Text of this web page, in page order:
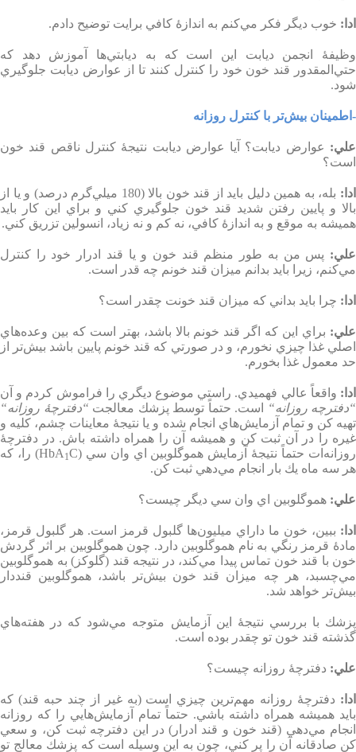
ادا : خوب ديگر فكر مي‌كنم به اندازۀ كافي برايت توضيح دادم.
وظيفۀ انجمن ديابت اين است كه به ديابتي‌ها آموزش دهد كه
حتي‌المقدور قند خون خود را كنترل كنند تا از عوارض ديابت جلوگيري
شود.
-اطمينان بيش‌تر با كنترل روزانه
علي: عوارض ديابت؟ آيا عوارض ديابت نتيجۀ كنترل ناقص قند خون
است؟
ادا :
بله، به همين دليل بايد از قند خون بالا (180 ميلي‌گرم درصد) و يا از
بالا و پايين رفتن شديد قند خون جلوگيري كني و براي اين كار بايد
هميشه به موقع و به اندازۀ كافي، نه كم و نه زياد،‌ انسولين تزريق كني.
علي: پس من به طور منظم قند خون و يا قند ادرار خود را كنترل
مي‌كنم، زيرا بايد بدانم ميزان قند خونم چه قدر است.
ادا : چرا بايد بداني كه ميزان قند خونت چقدر است؟
علي: براي اين كه اگر قند خونم بالا باشد،‌ بهتر است كه بين وعده‌هاي
اصلي غذا چيزي نخورم، و در صورتي كه قند خونم پايين باشد بيش‌تر از
حد معمول غذا بخورم.
ادا : واقعاً عالي فهميدي. راستي موضوع ديگري را فراموش كردم و آن
“دفترچه روزانه“ است. حتماً توسط پزشك معالجت “دفترچۀ روزانه“
تهيه كن و تمام آزمايش‌هاي انجام شده و يا نتيجۀ معاينات چشم،‌ كليه و
غيره را در آن ثبت كن و هميشه آن را همراه داشته باش. در دفترچۀ
روزانه‌ات حتماً نتيجۀ آزمايش هموگلوبين اي وان سي (
HbA1C
) را، كه
هر سه ماه يك بار انجام مي‌دهي ثبت كن.
علي: هموگلوبين اي وان سي ديگر چيست؟
ادا : ببين، خون ما داراي ميليون‌ها گلبول قرمز است. هر گلبول قرمز،‌
مادۀ قرمز رنگي به نام هموگلوبين دارد. چون هموگلوبين بر اثر گردش
خون با قند خون تماس پيدا مي‌كند، در نتيجه قند (گلوكز) به هموگلوبين
مي‌چسبد، هر چه ميزان قند خون بيش‌تر باشد، هموگلوبين قنددار
بيش‌تر خواهد شد.
پزشك با بررسي نتيجۀ اين آزمايش متوجه مي‌شود كه در هفته‌هاي
گذشته قند خون تو چقدر بوده است.
علي: دفترچۀ روزانه چيست؟
ادا : دفترچۀ روزانه مهم‌ترين چيزي است (به غير از چند حبه قند) كه
بايد هميشه همراه داشته باشي. حتماً تمام آزمايش‌هايي را كه روزانه
انجام مي‌دهي (قند خون و قند ادرار) در اين دفترچه ثبت كن، و سعي
كن صادقانه آن را پر كني، چون به اين وسيله است كه پزشك معالج تو